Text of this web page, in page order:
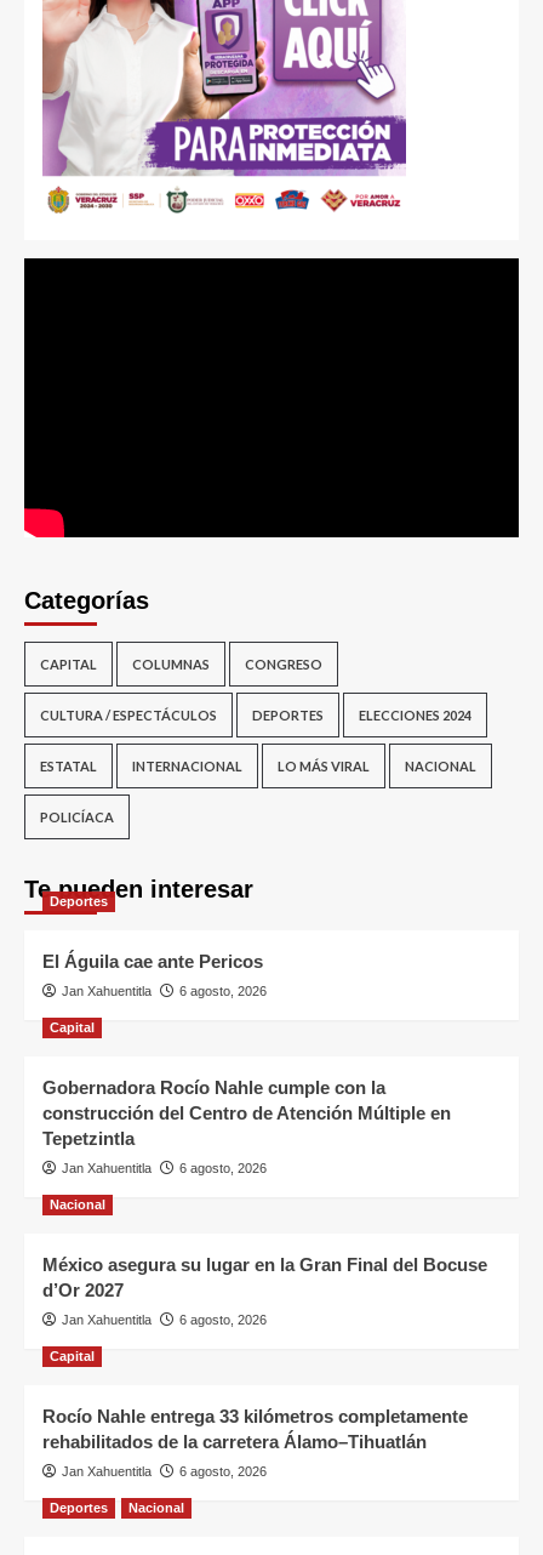
Categorías
CAPITAL COLUMNAS CONGRESO
CULTURA / ESPECTÁCULOS DEPORTES ELECCIONES 2024
ESTATAL INTERNACIONAL LO MÁS VIRAL NACIONAL
POLICÍACA
Te pueden interesar
Deportes
El Águila cae ante Pericos
Jan Xahuentitla 6 agosto, 2026
Capital
Gobernadora Rocío Nahle cumple con la
construcción del Centro de Atención Múltiple en
Tepetzintla
Jan Xahuentitla 6 agosto, 2026
Nacional
México asegura su lugar en la Gran Final del Bocuse
d’Or 2027
Jan Xahuentitla 6 agosto, 2026
Capital
Rocío Nahle entrega 33 kilómetros completamente
rehabilitados de la carretera Álamo–Tihuatlán
Jan Xahuentitla 6 agosto, 2026
Deportes Nacional